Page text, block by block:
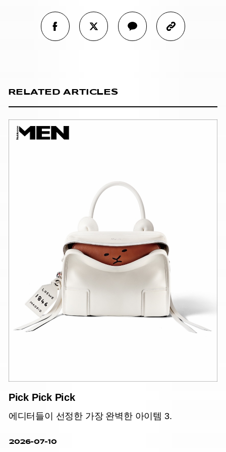
RELATED ARTICLES
Pick Pick Pick
에디터들이 선정한 가장 완벽한 아이템 3.
2026-07-10